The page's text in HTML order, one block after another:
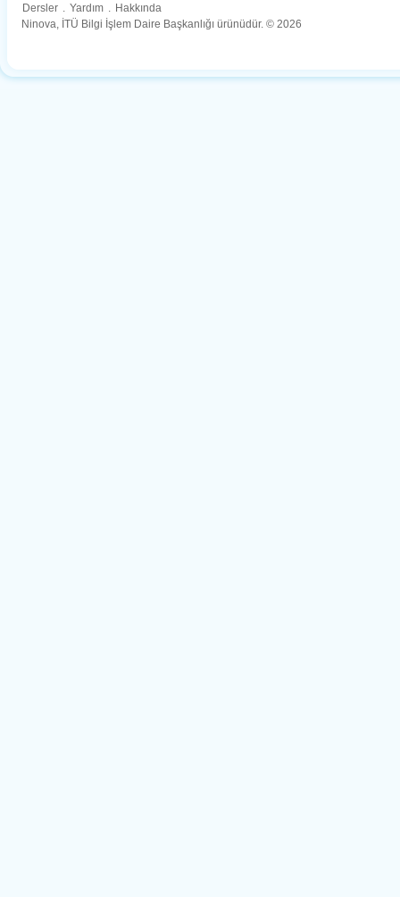
Dersler . Yardım . Hakkında
Ninova, İTÜ Bilgi İşlem Daire Başkanlığı ürünüdür. © 2026